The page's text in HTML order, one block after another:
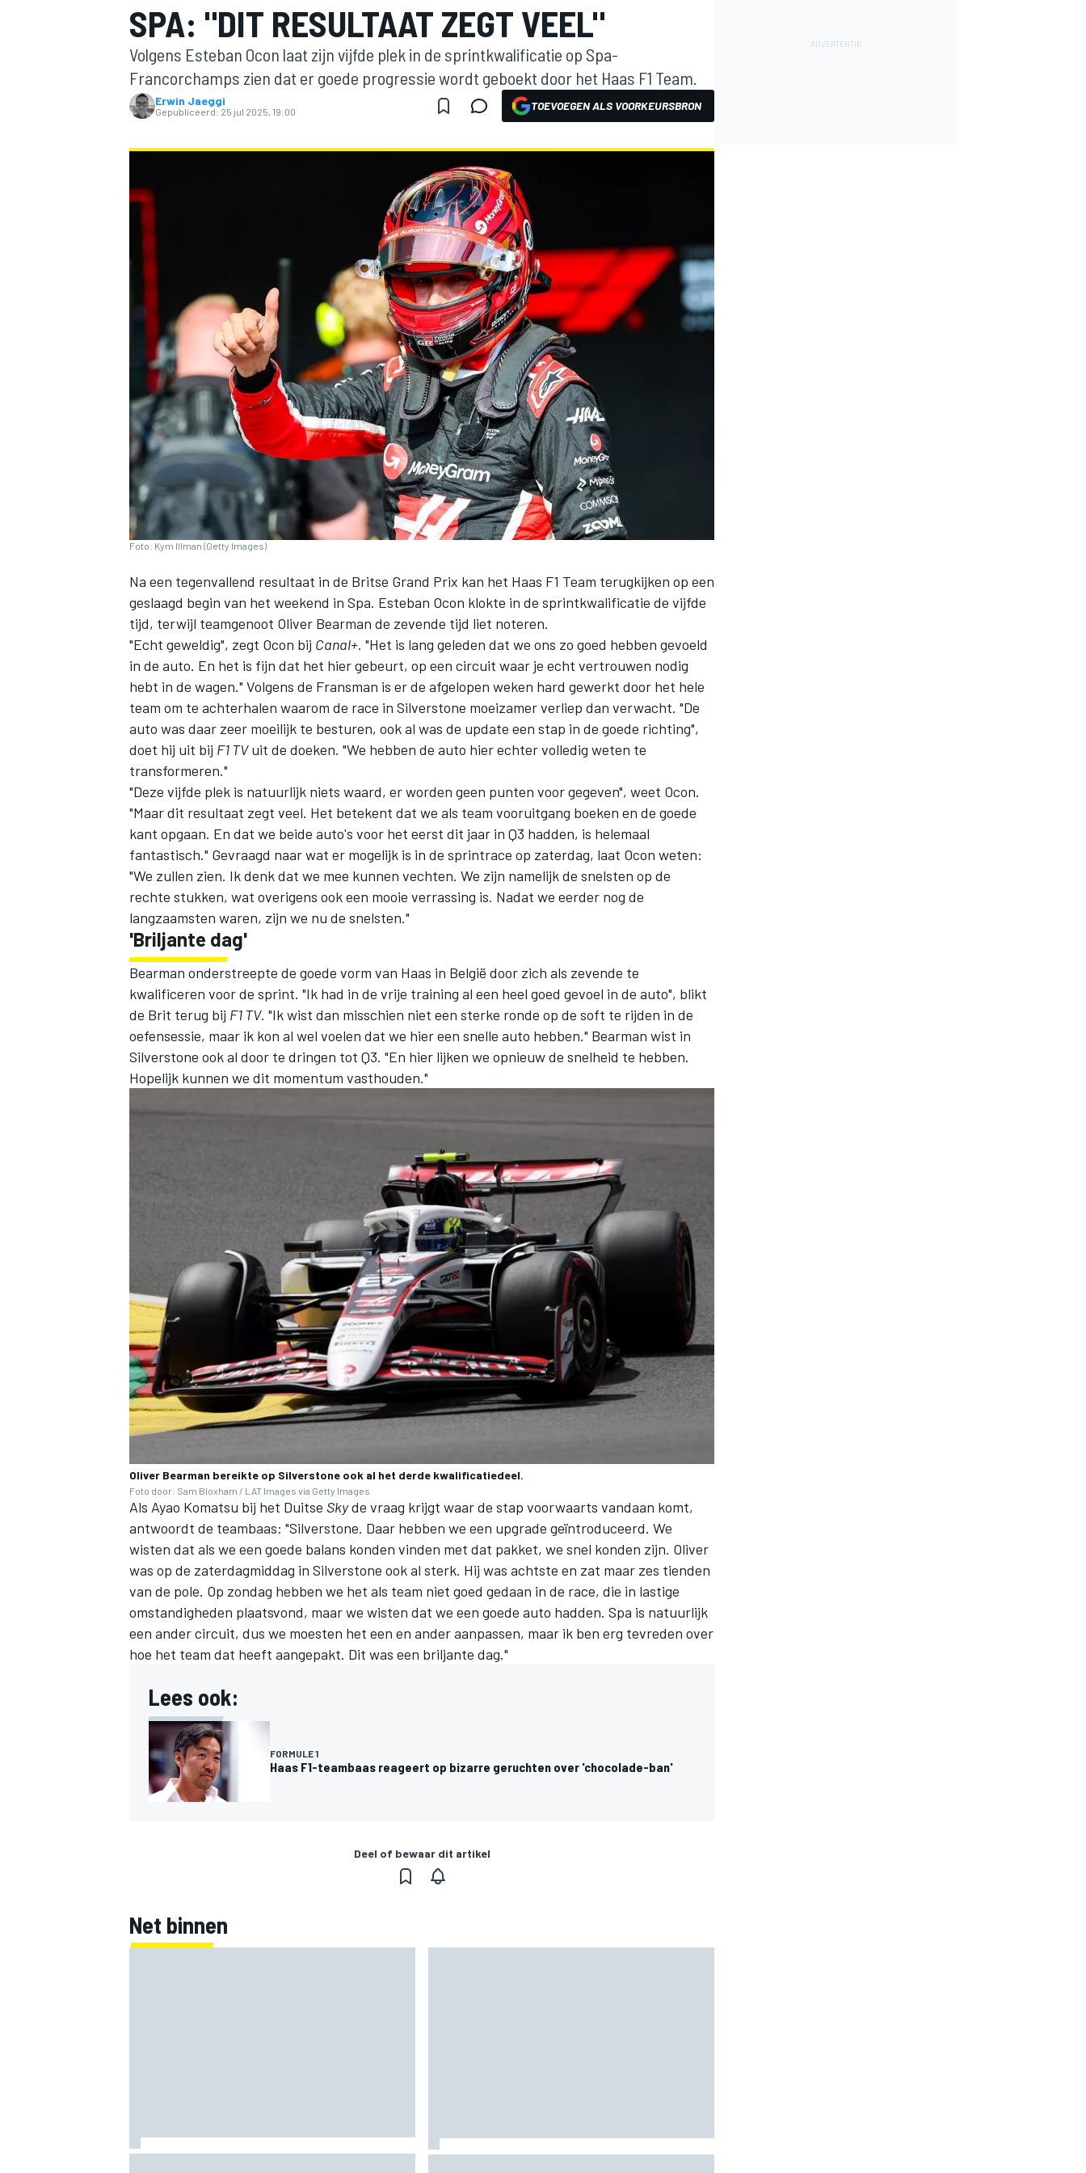
INDYCAR
WEC DTM
MEER RACEKLASSEN
SPA: "DIT RESULTAAT ZEGT VEEL"
Volgens Esteban Ocon laat zijn vijfde plek in de sprintkwalificatie op Spa-
Francorchamps zien dat er goede progressie wordt geboekt door het Haas F1 Team.
Erwin Jaeggi
Gepubliceerd: 25 jul 2025, 19:00 TOEVOEGEN ALS VOORKEURSBRON
Foto: Kym Illman (Getty Images)
Na een tegenvallend resultaat in de Britse Grand Prix kan het Haas F1 Team terugkijken op een
geslaagd begin van het weekend in Spa. Esteban Ocon klokte in de sprintkwalificatie de vijfde
tijd, terwijl teamgenoot Oliver Bearman de zevende tijd liet noteren.
"Echt geweldig", zegt Ocon bij Canal+. "Het is lang geleden dat we ons zo goed hebben gevoeld
in de auto. En het is fijn dat het hier gebeurt, op een circuit waar je echt vertrouwen nodig
hebt in de wagen." Volgens de Fransman is er de afgelopen weken hard gewerkt door het hele
team om te achterhalen waarom de race in Silverstone moeizamer verliep dan verwacht. "De
auto was daar zeer moeilijk te besturen, ook al was de update een stap in de goede richting",
doet hij uit bij F1 TVuit de doeken. "We hebben de auto hier echter volledig weten te
transformeren."
"Deze vijfde plek is natuurlijk niets waard, er worden geen punten voor gegeven", weet Ocon.
"Maar dit resultaat zegt veel. Het betekent dat we als team vooruitgang boeken en de goede
kant opgaan. En dat we beide auto's voor het eerst dit jaar in Q3 hadden, is helemaal
fantastisch." Gevraagd naar wat er mogelijk is in de sprintrace op zaterdag, laat Ocon weten:
"We zullen zien. Ik denk dat we mee kunnen vechten. We zijn namelijk de snelsten op de
rechte stukken, wat overigens ook een mooie verrassing is. Nadat we eerder nog de
langzaamsten waren, zijn we nu de snelsten."
'Briljante dag'
Bearman onderstreepte de goede vorm van Haas in België door zich als zevende te
kwalificeren voor de sprint. "Ik had in de vrije training al een heel goed gevoel in de auto", blikt
de Brit terug bij F1 TV. "Ik wist dan misschien niet een sterke ronde op de soft te rijden in de
oefensessie, maar ik kon al wel voelen dat we hier een snelle auto hebben." Bearman wist in
Silverstone ook al door te dringen tot Q3. "En hier lijken we opnieuw de snelheid te hebben.
Hopelijk kunnen we dit momentum vasthouden."
Oliver Bearman bereikte op Silverstone ook al het derde kwalificatiedeel.
Foto door: Sam Bloxham / LAT Images via Getty Images
Als Ayao Komatsu bij het Duitse Skyde vraag krijgt waar de stap voorwaarts vandaan komt,
antwoordt de teambaas: "Silverstone. Daar hebben we een upgrade geïntroduceerd. We
wisten dat als we een goede balans konden vinden met dat pakket, we snel konden zijn. Oliver
was op de zaterdagmiddag in Silverstone ook al sterk. Hij was achtste en zat maar zes tienden
van de pole. Op zondag hebben we het als team niet goed gedaan in de race, die in lastige
omstandigheden plaatsvond, maar we wisten dat we een goede auto hadden. Spa is natuurlijk
een ander circuit, dus we moesten het een en ander aanpassen, maar ik ben erg tevreden over
hoe het team dat heeft aangepakt. Dit was een briljante dag."
Lees ook:
FORMULE 1
Haas F1-teambaas reageert op bizarre geruchten over 'chocolade-ban'
Deel of bewaar dit artikel
Net binnen